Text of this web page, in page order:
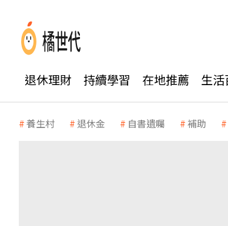
退休理財 持續學習 在地推薦 生活
養生村 退休金 自書遺囑 補助